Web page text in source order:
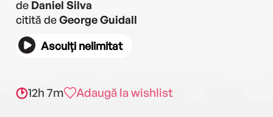
de Daniel Silva
citită deGeorge Guidall
Asculți nelimitat
12h 7m Adaugă la wishlist